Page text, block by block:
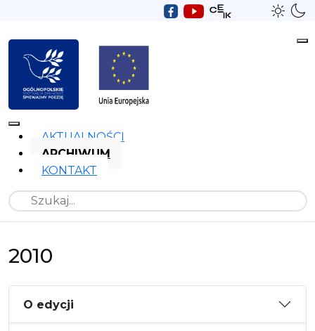
AKTUALNOŚCI
ARCHIWUM
KONTAKT
Szukaj
2010
O edycji